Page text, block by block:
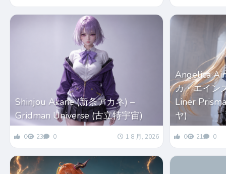
Shinjou Akane (新条アカネ) –
Gridman Universe (古立特宇宙)
0 23 0 1 8 月, 2026
Angelica
カ・エイン
Liner
ヤ)
0 21 0